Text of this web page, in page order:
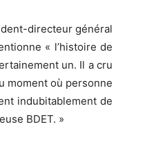
directeur général
« l’histoire de
un. Il a cru
moment où personne
indubitablement de
BDET. »